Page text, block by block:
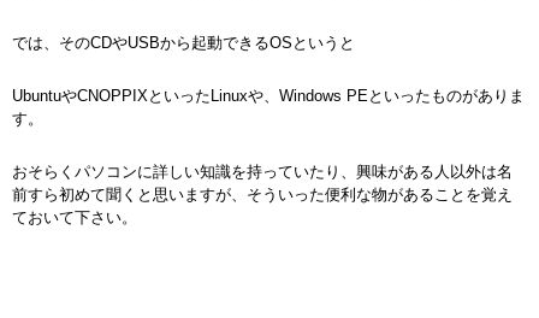
では、そのCDやUSBから起動できるOSというと
UbuntuやCNOPPIXといったLinuxや、Windows PEといったものがありま
す。
おそらくパソコンに詳しい知識を持っていたり、興味がある人以外は名
前すら初めて聞くと思いますが、そういった便利な物があることを覚え
ておいて下さい。